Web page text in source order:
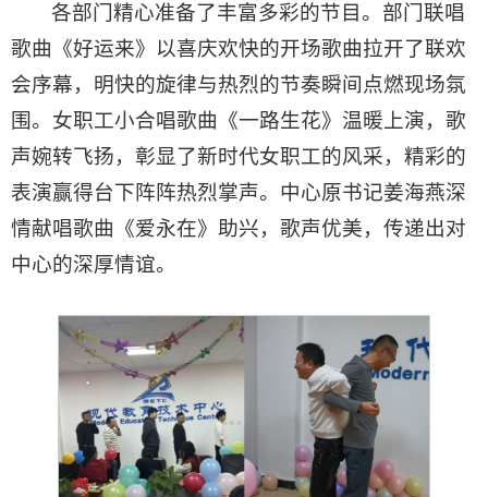
各部门精心准备了丰富多彩的节目。部门联唱
歌曲《好运来》以喜庆欢快的开场歌曲拉开了联欢
会序幕，明快的旋律与热烈的节奏瞬间点燃现场氛
围。女职工小合唱歌曲《一路生花》温暖上演，歌
声婉转飞扬，彰显了新时代女职工的风采，精彩的
表演赢得台下阵阵热烈掌声。中心原书记姜海燕深
情献唱歌曲《爱永在》助兴，歌声优美，传递出对
中心的深厚情谊。